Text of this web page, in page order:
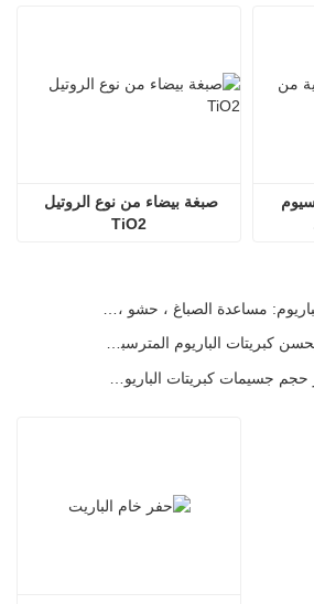
TiO2
يمكن أن يحسن كبريتات الباريوم المترسبة بشكل كبير من أداء الطلاء